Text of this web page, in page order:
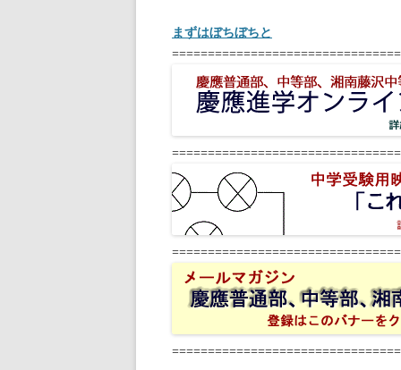
まずはぼちぼちと